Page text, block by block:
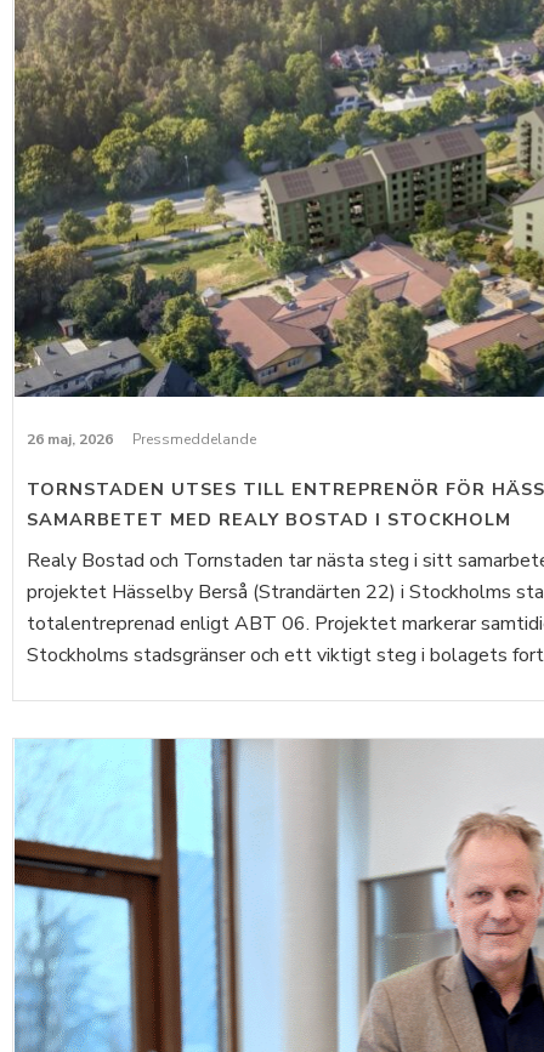
26 maj, 2026 Pressmeddelande
TORNSTADEN UTSES TILL ENTREPRENÖR FÖR
SAMARBETET MED REALY BOSTAD I STOCKHOLM
Realy Bostad och Tornstaden tar nästa steg i sitt
projektet Hässelby Berså (Strandärten 22) i Stockholms
totalentreprenad enligt ABT 06. Projektet markerar
Stockholms stadsgränser och ett viktigt steg i bolagets